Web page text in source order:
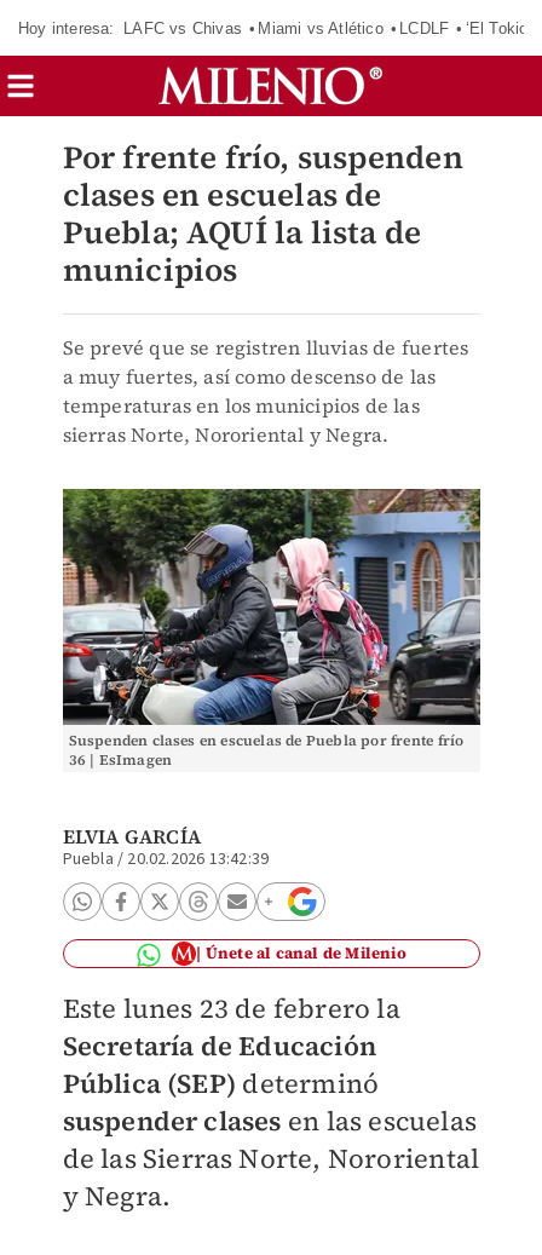
Hoy interesa: LAFC vs Chivas Miami vs Atlético LCDLF ‘El Tokio’
Por frente frío, suspenden
clases en escuelas de
Puebla; AQUÍ la lista de
municipios
Se prevé que se registren lluvias de fuertes
a muy fuertes, así como descenso de las
temperaturas en los municipios de las
sierras Norte, Nororiental y Negra.
Suspenden clases en escuelas de Puebla por frente frío
36 | EsImagen
ELVIA GARCÍA
Puebla / 20.02.2026 13:42:39
Únete al canal de Milenio
Este lunes 23 de febrero la
Secretaría de Educación
Pública (SEP) determinó
suspender clases en las escuelas
de las Sierras Norte, Nororiental
y Negra.